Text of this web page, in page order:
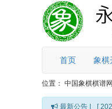
首页 象棋
位置： 中国象棋棋谱网
最新公告 | [